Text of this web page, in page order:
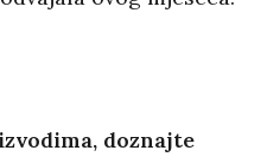
doznajte